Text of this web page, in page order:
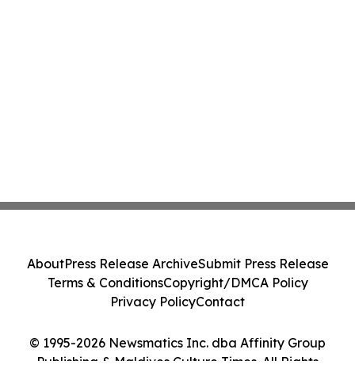
© 1995-2026 Newsmatics Inc. dba Affinity Group
Publishing & Maldives Culture Times. All Rights
AboutPress Release ArchiveSubmit Press Release
Terms & ConditionsCopyright/DMCA Policy
Privacy PolicyContact